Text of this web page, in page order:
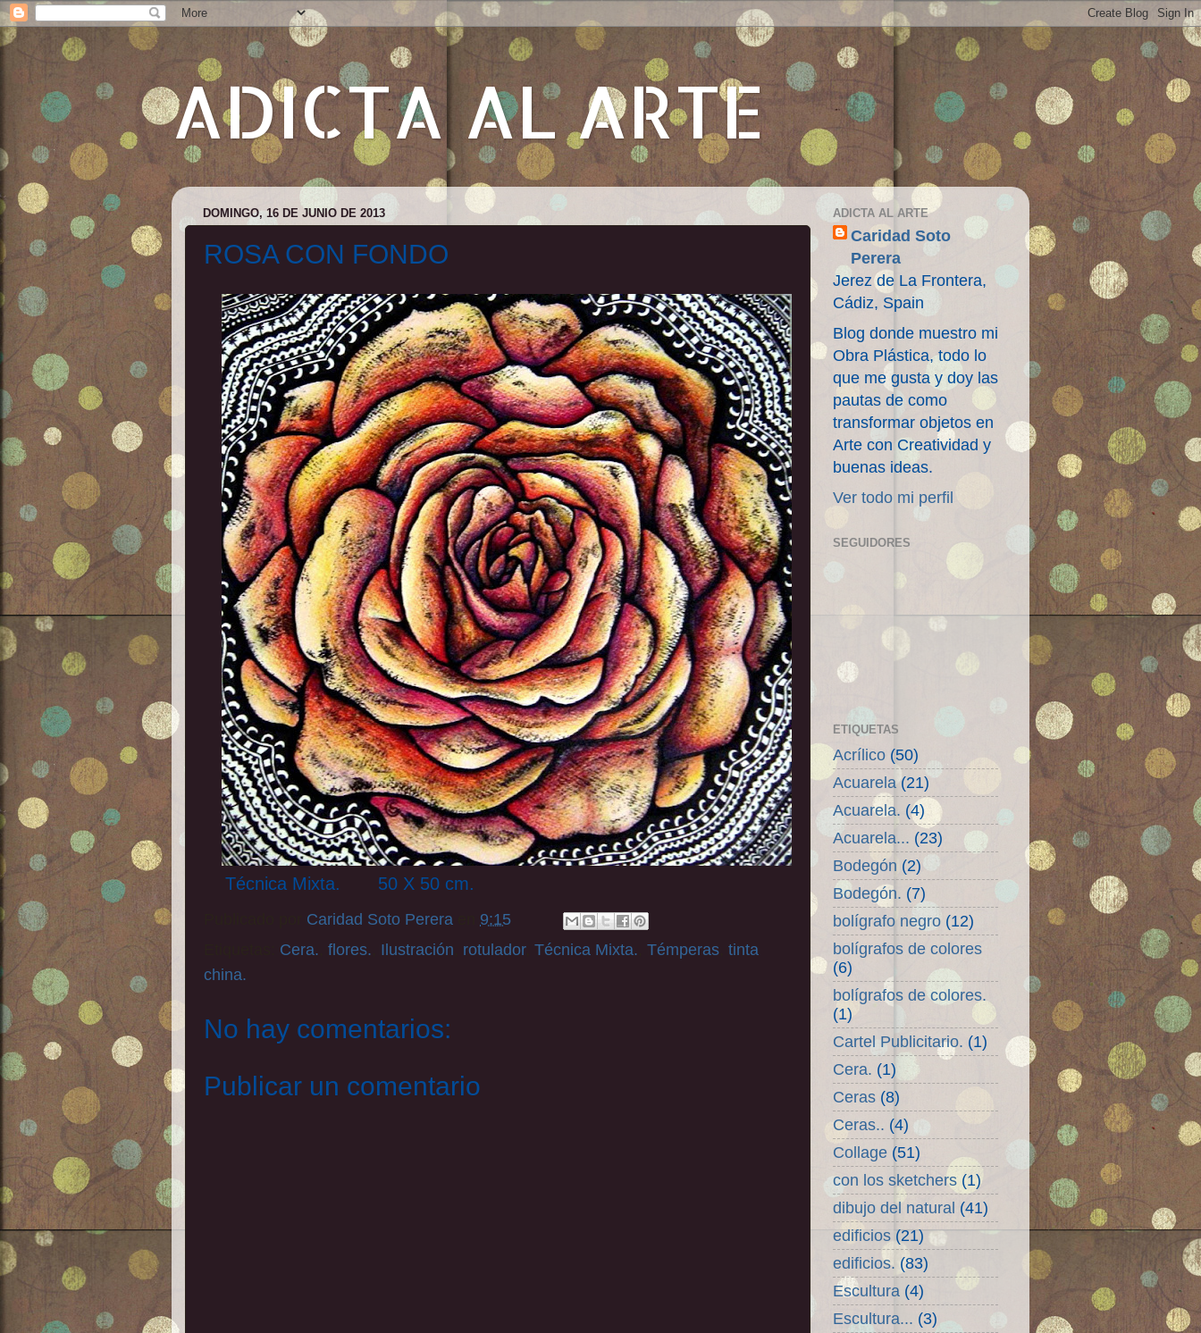
ADICTA AL ARTE
DOMINGO, 16 DE JUNIO DE 2013
ROSA CON FONDO
Técnica Mixta. 50 X 50 cm.
Caridad Soto Perera
9:15
Cera. flores. Ilustración rotulador, Técnica Mixta. Témperas tinta
china.
No hay comentarios:
Publicar un comentario
ADICTA AL ARTE
Caridad Soto
Perera
Jerez de La Frontera,
Cádiz, Spain
Blog donde muestro mi
Obra Plástica, todo lo
que me gusta y doy las
pautas de como
transformar objetos en
Arte con Creatividad y
buenas ideas.
Ver todo mi perfil
SEGUIDORES
ETIQUETAS
Acrílico (50)
Acuarela (21)
Acuarela. (4)
Acuarela... (23)
Bodegón (2)
Bodegón. (7)
bolígrafo negro (12)
bolígrafos de colores
(6)
bolígrafos de colores.
(1)
Cartel Publicitario. (1)
Cera. (1)
Ceras (8)
Ceras.. (4)
Collage (51)
con los sketchers (1)
dibujo del natural (41)
edificios (21)
edificios. (83)
Escultura (4)
Escultura... (3)